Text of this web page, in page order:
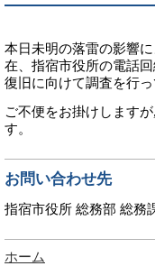
本日未明の落雷の影響
在、指宿市役所の電話
復旧に向けて調査を行っ
ご不便をお掛けします
す。
お問い合わせ先
指宿市役所 総務部 総務
ホーム